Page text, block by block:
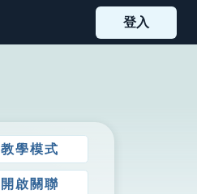
登入
教學模式
開啟關聯